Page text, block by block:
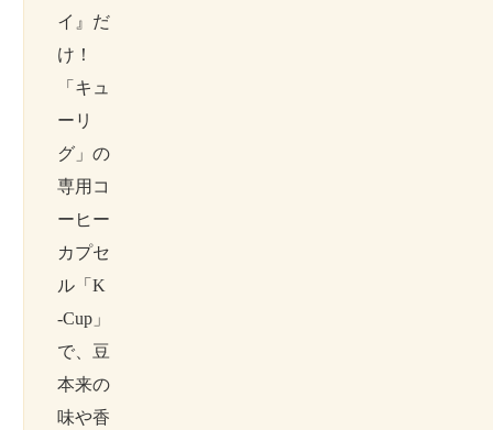
イ』だ
け！
「キュ
ーリ
グ」の
専用コ
ーヒー
カプセ
ル「K
-Cup」
で、豆
本来の
味や香